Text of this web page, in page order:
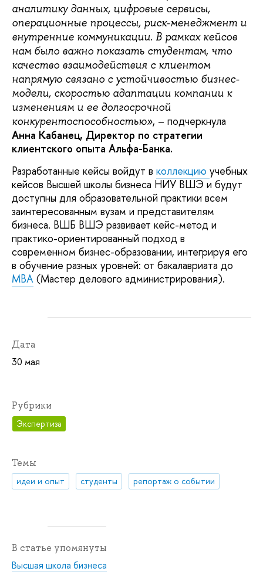
аналитику данных, цифровые сервисы,
операционные процессы, риск-менеджмент и
внутренние коммуникации. В рамках кейсов
нам было важно показать студентам, что
качество взаимодействия с клиентом
напрямую связано с устойчивостью бизнес-
модели, скоростью адаптации компании к
изменениям и ее долгосрочной
конкурентоспособностью», – подчеркнула
Анна Кабанец, Директор по стратегии
клиентского опыта Альфа-Банка.
Разработанные кейсы войдут в коллекцию учебных
кейсов Высшей школы бизнеса НИУ ВШЭ и будут
доступны для образовательной практики всем
заинтересованным вузам и представителям
бизнеса. ВШБ ВШЭ развивает кейс-метод и
практико-ориентированный подход в
современном бизнес-образовании, интегрируя его
в обучение разных уровней: от бакалавриата до
MBA (Мастер делового администрирования).
Дата
30 мая
Рубрики
Экспертиза
Темы
идеи и опыт студенты репортаж о событии
В статье упомянуты
Высшая школа бизнеса